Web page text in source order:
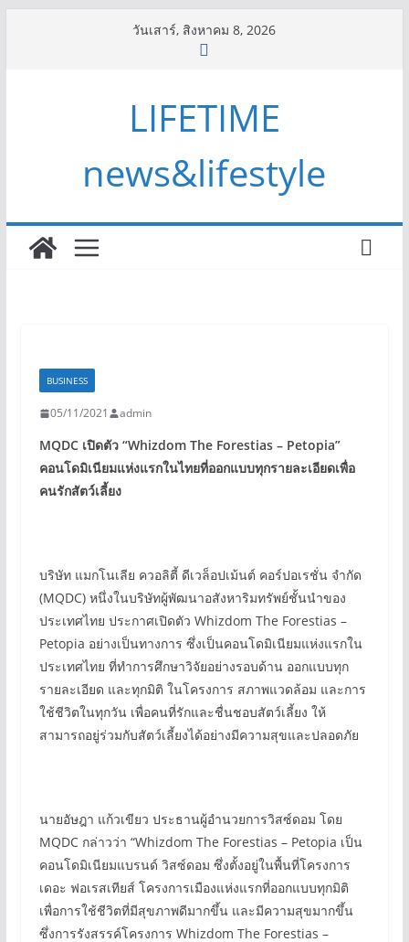
วันเสาร์, สิงหาคม 8, 2026
LIFETIME
news&lifestyle
BUSINESS
05/11/2021 admin
MQDC เปิดตัว “Whizdom The Forestias – Petopia”
คอนโดมิเนียมแห่งแรกในไทยที่ออกแบบทุกรายละเอียดเพื่อ
คนรักสัตว์เลี้ยง
บริษัท แมกโนเลีย ควอลิตี้ ดีเวล็อปเม้นต์ คอร์ปอเรชั่น จำกัด
(MQDC) หนึ่งในบริษัทผู้พัฒนาอสังหาริมทรัพย์ชั้นนำของ
ประเทศไทย ประกาศเปิดตัว Whizdom The Forestias –
Petopia อย่างเป็นทางการ ซึ่งเป็นคอนโดมิเนียมแห่งแรกใน
ประเทศไทย ที่ทำการศึกษาวิจัยอย่างรอบด้าน ออกแบบทุก
รายละเอียด และทุกมิติ ในโครงการ สภาพแวดล้อม และการ
ใช้ชีวิตในทุกวัน เพื่อคนที่รักและชื่นชอบสัตว์เลี้ยง ให้
สามารถอยู่ร่วมกับสัตว์เลี้ยงได้อย่างมีความสุขและปลอดภัย
นายอัษฎา แก้วเขียว ประธานผู้อำนวยการวิสซ์ดอม โดย
MQDC กล่าวว่า “Whizdom The Forestias – Petopia เป็น
คอนโดมิเนียมแบรนด์ วิสซ์ดอม ซึ่งตั้งอยู่ในพื้นที่โครงการ
เดอะ ฟอเรสเทียส์ โครงการเมืองแห่งแรกที่ออกแบบทุกมิติ
เพื่อการใช้ชีวิตที่มีสุขภาพดีมากขึ้น และมีความสุขมากขึ้น
ซึ่งการรังสรรค์โครงการ Whizdom The Forestias –